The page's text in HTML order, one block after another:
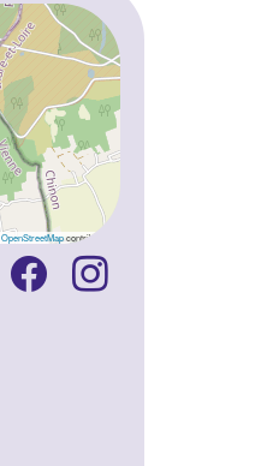
OpenStreetMapcontributors